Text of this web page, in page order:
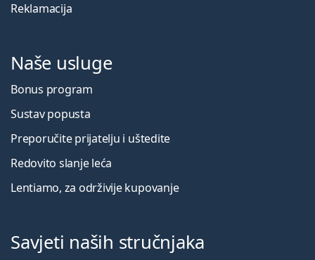
Reklamacija
Naše usluge
Bonus program
Sustav popusta
Preporučite prijatelju i uštedite
Redovito slanje leća
Lentiamo, za održivije kupovanje
Savjeti naših stručnjaka